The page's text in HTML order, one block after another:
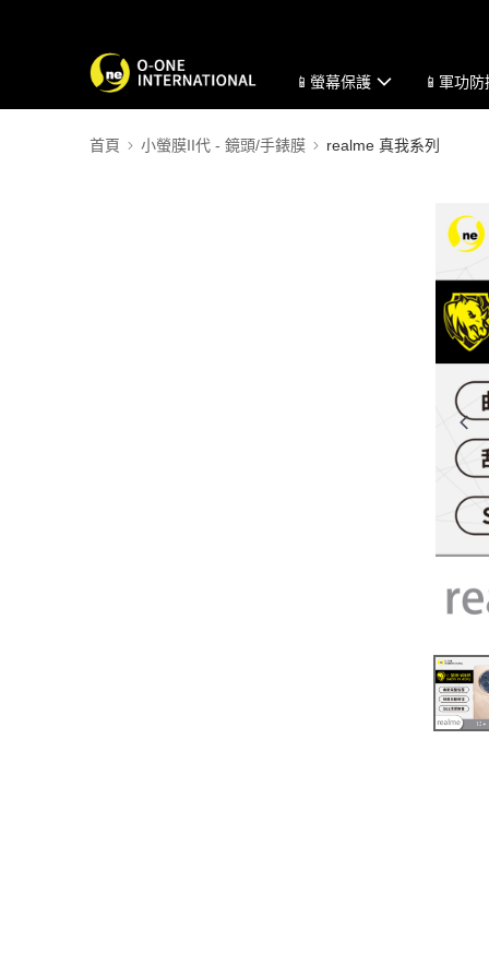
📱螢幕保護 📱軍功
首頁 小螢膜II代 - 鏡頭/手錶膜 realme 真我系列